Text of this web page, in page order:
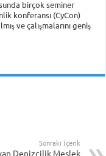
birçok seminer
konferansı (CyCon)
ve çalışmalarını geniş
Sonraki İçerik
Denizcilik Meslek